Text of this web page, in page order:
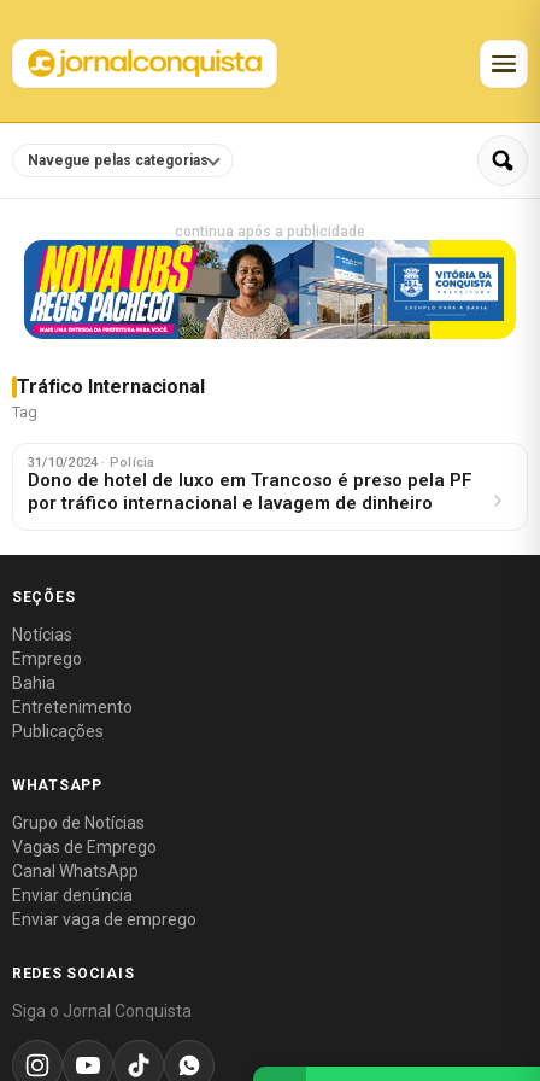
Navegue pelas categorias
continua após a publicidade
Tráfico Internacional
Tag
31/10/2024 · Polícia
Dono de hotel de luxo em Trancoso é preso pela PF
por tráfico internacional e lavagem de dinheiro
SEÇÕES
Notícias
Emprego
Bahia
Entretenimento
Publicações
WHATSAPP
Grupo de Notícias
Vagas de Emprego
Canal WhatsApp
Enviar denúncia
Enviar vaga de emprego
REDES SOCIAIS
Siga o Jornal Conquista